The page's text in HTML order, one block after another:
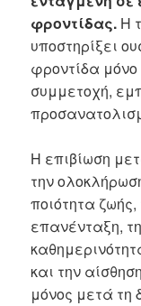
φροντίδας. Η
υποστηρίξει
φροντίδα
συμμετοχή,
Η επιβίωση
την
ποιότητα ζωής,
επανένταξη,
και την
μόνος μετά τη